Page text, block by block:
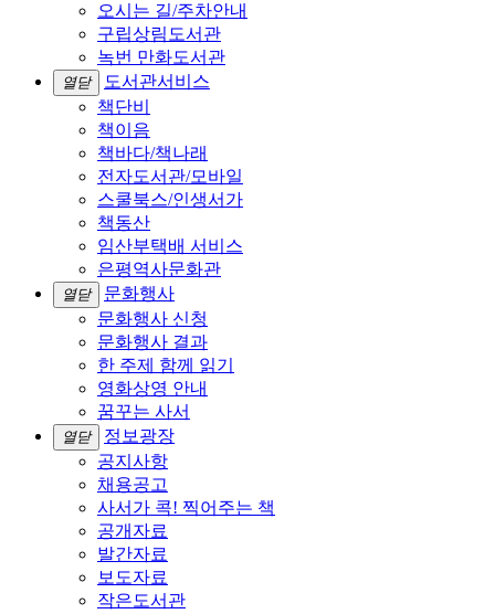
오시는 길/주차안내
구립상림도서관
녹번 만화도서관
열닫
도서관서비스
책단비
책이음
책바다/책나래
전자도서관/모바일
스쿨북스/인생서가
책동산
임산부택배 서비스
은평역사문화관
열닫
문화행사
문화행사 신청
문화행사 결과
한 주제 함께 읽기
영화상영 안내
꿈꾸는 사서
열닫
정보광장
공지사항
채용공고
사서가 콕! 찍어주는 책
공개자료
발간자료
보도자료
작은도서관